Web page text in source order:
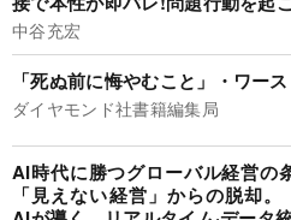
中谷充宏
「死ぬ前に悔やむこと」・ワー
ダイヤモンド社書籍編集局
AI時代に勝つグローバル経営の
「見えない経営」からの脱却